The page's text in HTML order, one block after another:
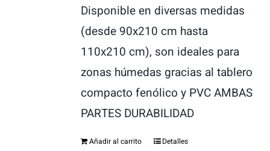
Disponible en diversas medidas
(desde 90x210 cm hasta
110x210 cm), son ideales para
zonas húmedas gracias al tablero
compacto fenólico y PVC AMBAS
PARTES DURABILIDAD
Añadir al carrito Detalles